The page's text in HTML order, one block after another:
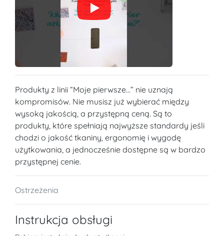
Produkty z linii “Moje pierwsze...” nie uznają
kompromisów. Nie musisz już wybierać między
wysoką jakością, a przystępną ceną. Są to
produkty, które spełniają najwyższe standardy jeśli
chodzi o jakość tkaniny, ergonomię i wygodę
użytkowania, a jednocześnie dostępne są w bardzo
przystępnej cenie.
Ostrzeżenia
Instrukcja obsługi